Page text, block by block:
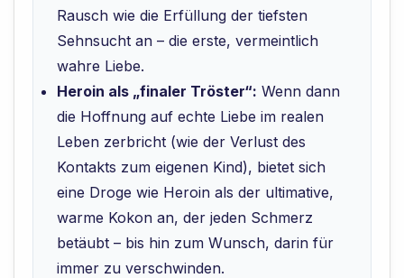
Rausch wie die Erfüllung der tiefsten
Sehnsucht an – die erste, vermeintlich
wahre Liebe.
Heroin als „finaler Tröster“: Wenn dann
die Hoffnung auf echte Liebe im realen
Leben zerbricht (wie der Verlust des
Kontakts zum eigenen Kind), bietet sich
eine Droge wie Heroin als der ultimative,
warme Kokon an, der jeden Schmerz
betäubt – bis hin zum Wunsch, darin für
immer zu verschwinden.